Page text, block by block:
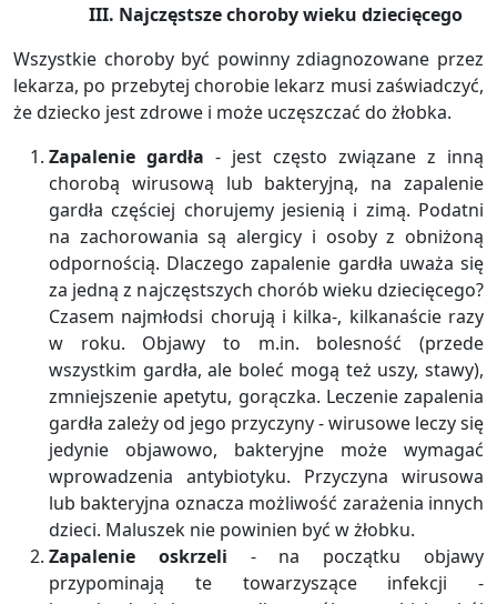
III. Najczęstsze choroby wieku dziecięcego
Wszystkie choroby być powinny zdiagnozowane przez
lekarza, po przebytej chorobie lekarz musi zaświadczyć,
że dziecko jest zdrowe i może uczęszczać do żłobka.
Zapalenie gardła - jest często związane z inną
chorobą wirusową lub bakteryjną, na zapalenie
gardła częściej chorujemy jesienią i zimą. Podatni
na zachorowania są alergicy i osoby z obniżoną
odpornością. Dlaczego zapalenie gardła uważa się
za jedną z najczęstszych chorób wieku dziecięcego?
Czasem najmłodsi chorują i kilka-, kilkanaście razy
w roku. Objawy to m.in. bolesność (przede
wszystkim gardła, ale boleć mogą też uszy, stawy),
zmniejszenie apetytu, gorączka. Leczenie zapalenia
gardła zależy od jego przyczyny - wirusowe leczy się
jedynie objawowo, bakteryjne może wymagać
wprowadzenia antybiotyku. Przyczyna wirusowa
lub bakteryjna oznacza możliwość zarażenia innych
dzieci. Maluszek nie powinien być w żłobku.
Zapalenie oskrzeli - na początku objawy
przypominają te towarzyszące infekcji -